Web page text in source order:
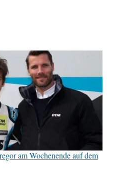
am Wochenende auf dem